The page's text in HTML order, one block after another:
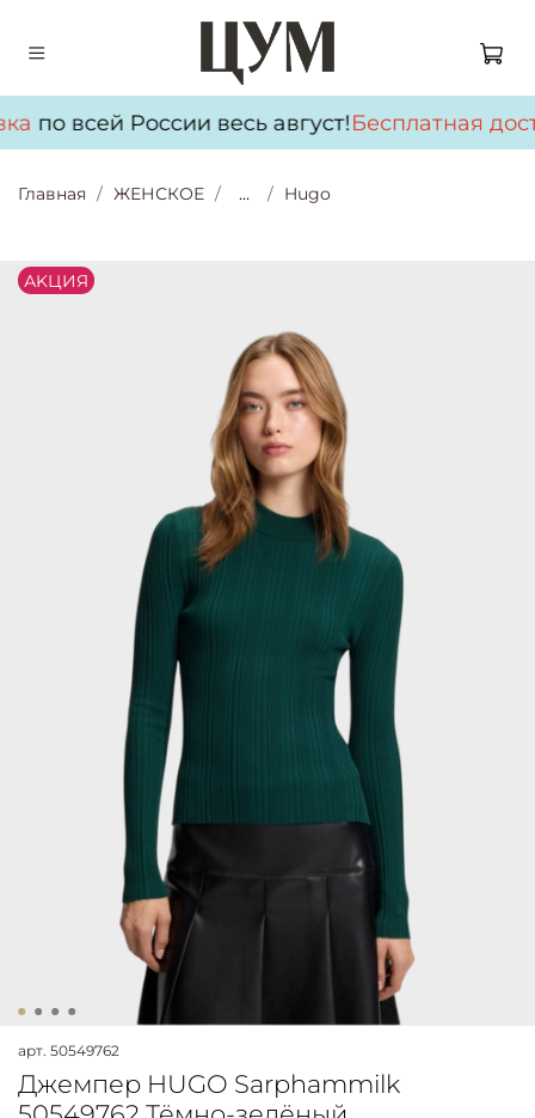
по всей России весь август!Бесплатная
Главная ЖЕНСКОЕ ... Hugo
АKЦИЯ
арт. 50549762
Джемпер HUGO Sarphammilk